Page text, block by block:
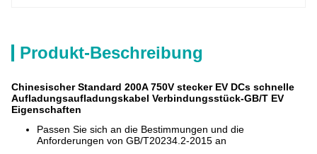
Produkt-Beschreibung
Chinesischer Standard 200A 750V stecker EV DCs schnelle
Aufladungsaufladungskabel Verbindungsstück-GB/T EV
Eigenschaften
Passen Sie sich an die Bestimmungen und die
Anforderungen von GB/T20234.2-2015 an